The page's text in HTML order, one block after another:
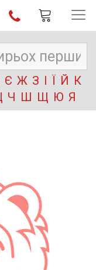
Є Ж З І Ї Й К
Ч Ш Щ Ю Я